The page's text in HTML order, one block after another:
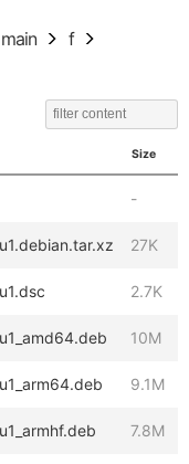
main
f
Size
-
27K
2.7K
10M
9.1M
7.8M